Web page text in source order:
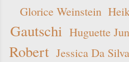
Glorice Weinstein
Gautschi Huguette
Robert Jessica Da